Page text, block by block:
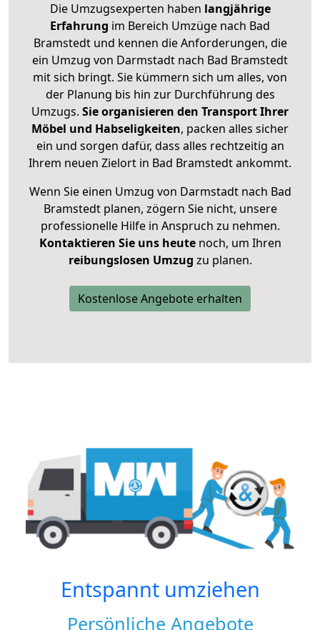
Die Umzugsexperten haben langjährige
Erfahrung im Bereich Umzüge nach Bad
Bramstedt und kennen die Anforderungen, die
ein Umzug von Darmstadt nach Bad Bramstedt
mit sich bringt. Sie kümmern sich um alles, von
der Planung bis hin zur Durchführung des
Umzugs. Sie organisieren den Transport Ihrer
Möbel und Habseligkeiten, packen alles sicher
ein und sorgen dafür, dass alles rechtzeitig an
Ihrem neuen Zielort in Bad Bramstedt ankommt.
Wenn Sie einen Umzug von Darmstadt nach Bad
Bramstedt planen, zögern Sie nicht, unsere
professionelle Hilfe in Anspruch zu nehmen.
Kontaktieren Sie uns heutenoch, um Ihren
reibungslosen Umzug zu planen.
Kostenlose Angebote erhalten
Entspannt umziehen
Persönliche Angebote